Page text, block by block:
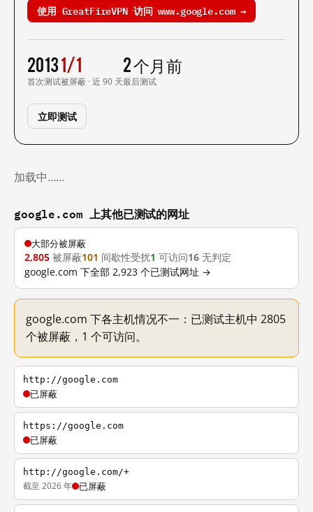
使用 GreatFireVPN 访问 www.google.com →
2013
首次测试
1/1
被屏蔽 · 近 90 天
2 个月前
最后测试
立即测试
加载中……
google.com 上其他已测试的网址
大部分被屏蔽
2,805 被屏蔽101 间歇性受扰1 可访问16 无判定
google.com 下全部 2,923 个已测试网址 →
google.com 下各主机情况不一：已测试主机中 2805
个被屏蔽，1 个可访问。
http://google.com
已屏蔽
https://google.com
已屏蔽
http://google.com/+
截至 2026 年 已屏蔽